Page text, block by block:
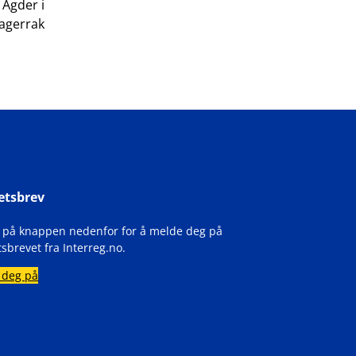
i
på knappen nedenfor for å melde deg på
fra Interreg.no.
på